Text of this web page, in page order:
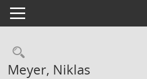
Toggle navigation
Rechercheauswahl
Meyer, Niklas